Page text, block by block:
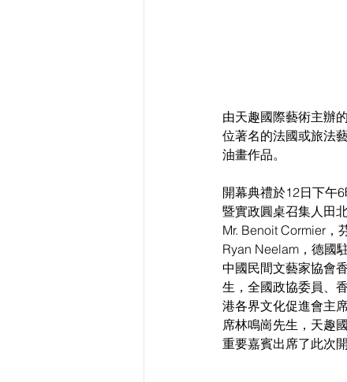
由天趣國際藝術主辦
位著名的法國或旅法
油畫作品。
開幕典禮於12日下午
暨實政圓桌召集人田
Mr. Benoit Cormier，
Ryan Neelam，德國
中國民間文藝家協會
生，全國政協委員、
港各界文化促進會主
席林鳴崗先生，天趣
重要嘉賓出席了此次開